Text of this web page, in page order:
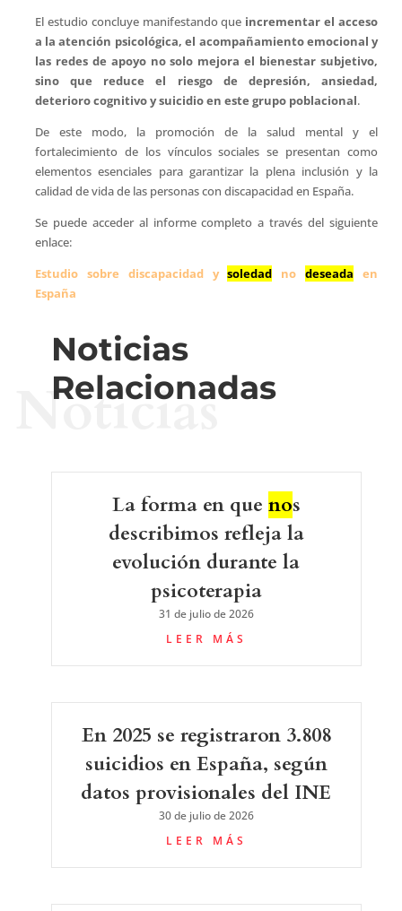
El estudio concluye manifestando que incrementar el acceso
a la atención psicológica, el acompañamiento emocional y
las redes de apoyo no solo mejora el bienestar subjetivo,
sino que reduce el riesgo de depresión, ansiedad,
deterioro cognitivo y suicidio en este grupo poblacional.
De este modo, la promoción de la salud mental y el
fortalecimiento de los vínculos sociales se presentan como
elementos esenciales para garantizar la plena inclusión y la
calidad de vida de las personas con discapacidad en España.
Se puede acceder al informe completo a través del siguiente
enlace:
Estudio sobre discapacidad ysoledad nodeseada en
España
Noticias
Relacionadas
Noticias
La forma en que nos
describimos refleja la
evolución durante la
psicoterapia
31 de julio de 2026
LEER MÁS
En 2025 se registraron 3.808
suicidios en España, según
datos provisionales del INE
30 de julio de 2026
LEER MÁS